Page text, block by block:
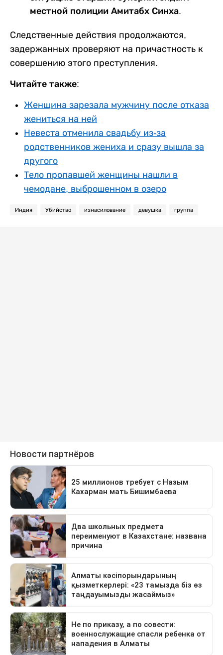
местной полиции Амитабх Синха.
Следственные действия продолжаются,
задержанных проверяют на причастность к
совершению этого преступления.
Читайте также:
Женщина зарезала мужчину после отказа
жениться на ней
Невеста отменила свадьбу из-за
родственников жениха и сразу вышла за
другого
Тело пропавшей женщины нашли в
чемодане, выброшенном в озеро
Индия Убийство изнасилование девушка группа